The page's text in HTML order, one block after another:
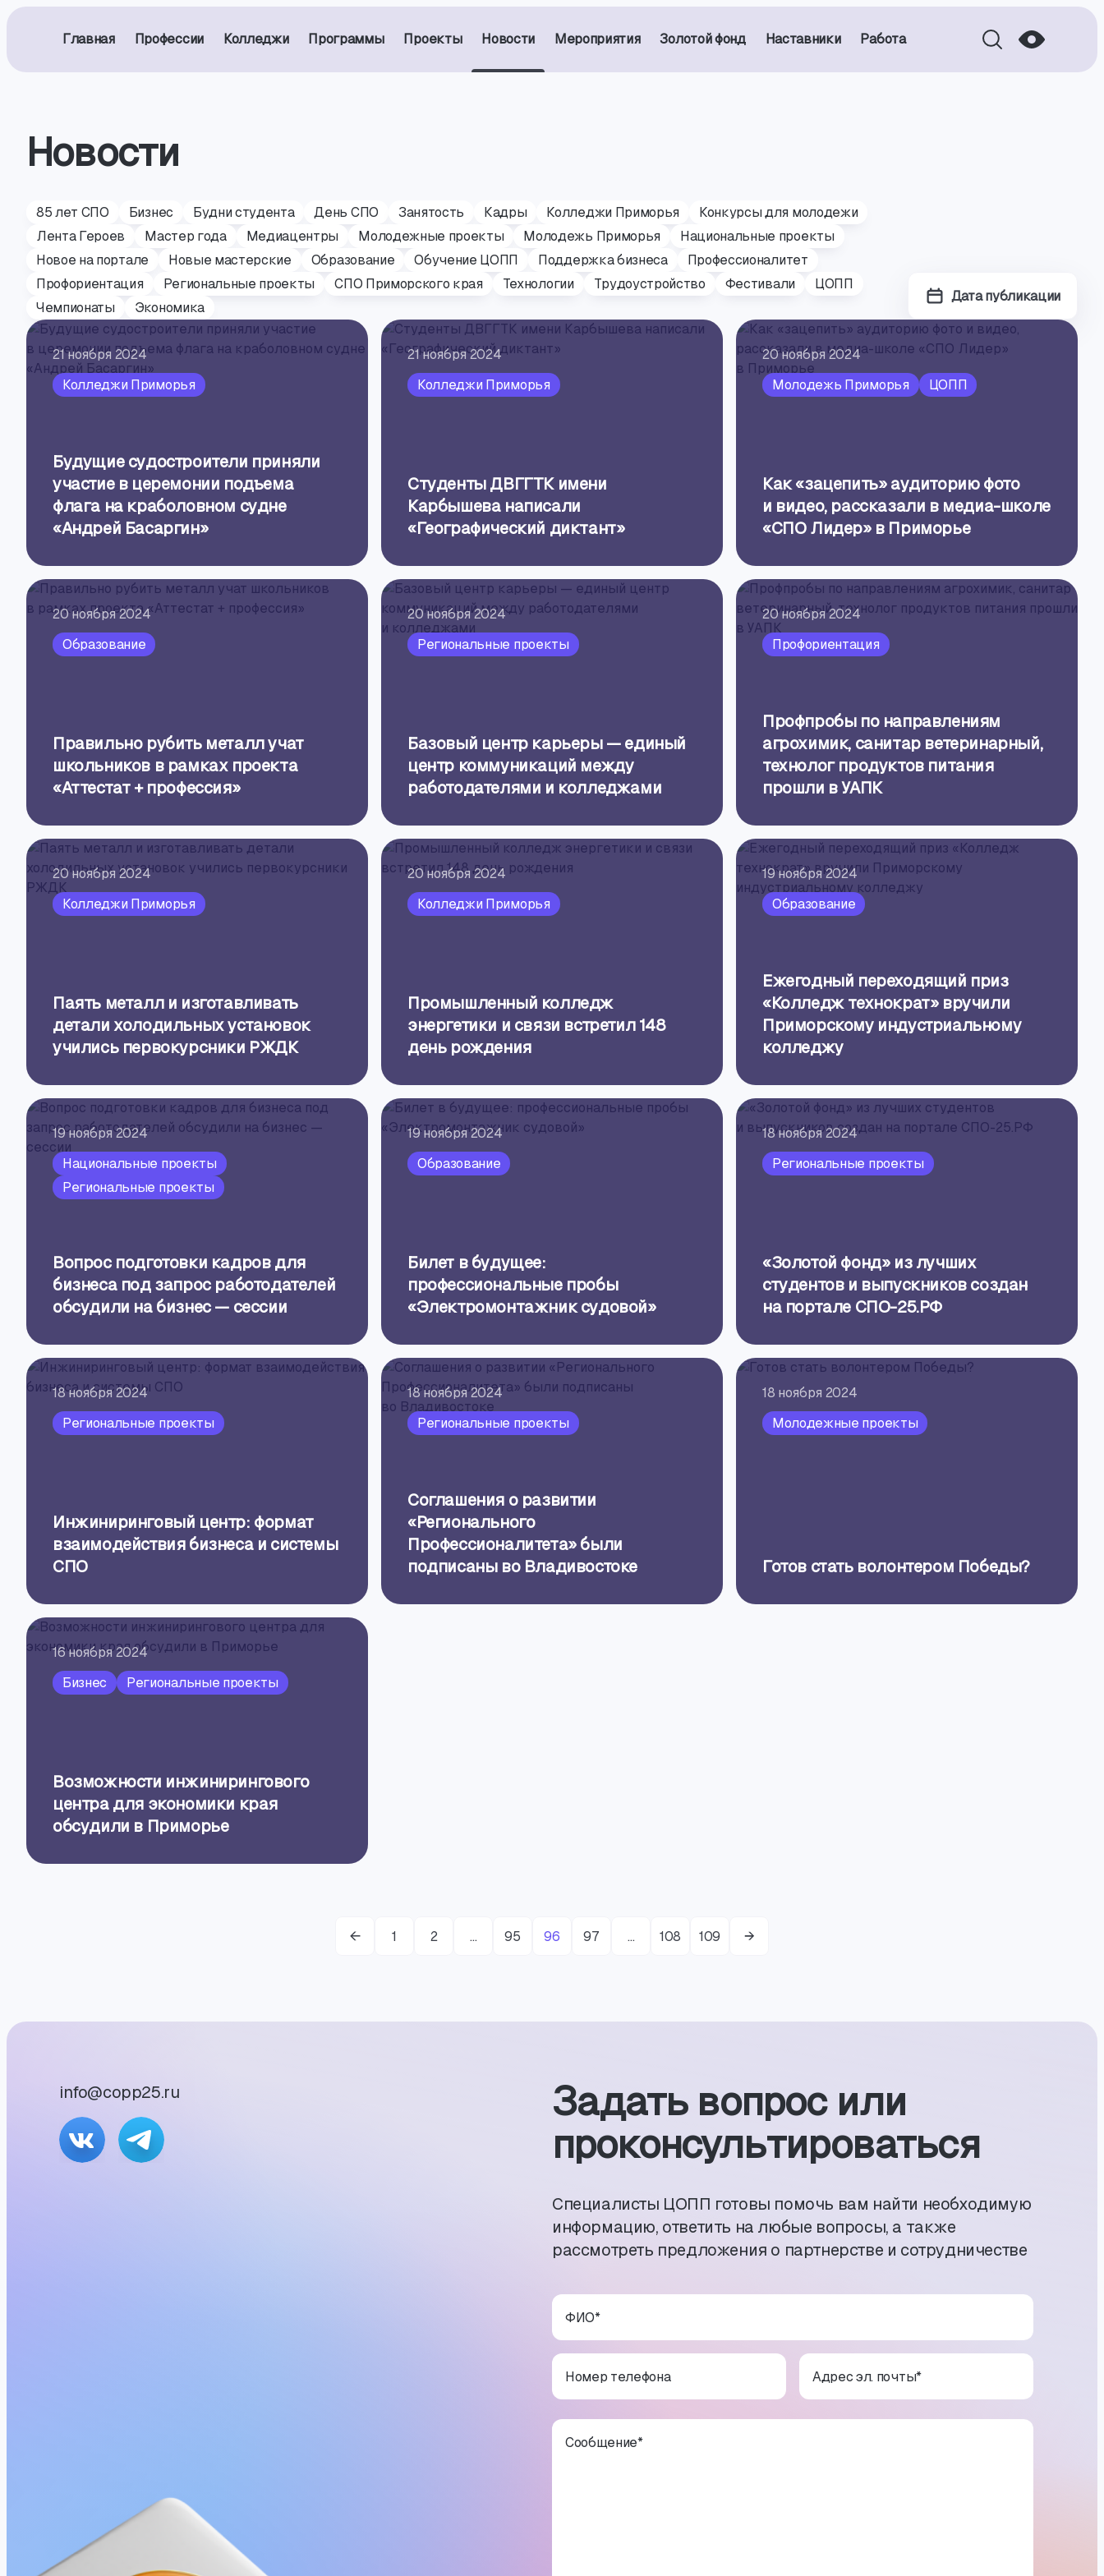
Главная Профессии Колледжи Программы Проекты Новости Мероприятия Золотой фонд Наставники Работа
Новости
85 лет СПО Бизнес Будни студента День СПО Занятость Кадры Колледжи Приморья
Конкурсы для молодежи
Лента Героев
Мастер года Медиацентры Молодежные проекты Молодежь Приморья
Национальные проекты
Новое на портале
Новые мастерские Образование Обучение ЦОПП Поддержка бизнеса
Профессионалитет
Профориентация
Региональные проекты СПО Приморского края Технологии Трудоустройство Фестивали
ЦОПП
Чемпионаты
Экономика
Дата публикации
21 ноября 2024
Колледжи Приморья
Будущие судостроители приняли
участие в церемонии подъема
флага на краболовном судне
«Андрей Басаргин»
21 ноября 2024
Колледжи Приморья
Студенты ДВГГТК имени
Карбышева написали
«Географический диктант»
20 ноября 2024
Молодежь Приморья
ЦОПП
Как «зацепить» аудиторию фото
и видео, рассказали в медиа-школе
«СПО Лидер» в Приморье
20 ноября 2024
Образование
Правильно рубить металл учат
школьников в рамках проекта
«Аттестат + профессия»
20 ноября 2024
Региональные проекты
Базовый центр карьеры — единый
центр коммуникаций между
работодателями и колледжами
20 ноября 2024
Профориентация
Профпробы по направлениям
агрохимик, санитар ветеринарный,
технолог продуктов питания
прошли в УАПК
20 ноября 2024
Колледжи Приморья
Паять металл и изготавливать
детали холодильных установок
учились первокурсники РЖДК
20 ноября 2024
Колледжи Приморья
Промышленный колледж
энергетики и связи встретил 148
день рождения
19 ноября 2024
Образование
Ежегодный переходящий приз
«Колледж технократ» вручили
Приморскому индустриальному
колледжу
19 ноября 2024
Национальные проекты
Региональные проекты
Вопрос подготовки кадров для
бизнеса под запрос работодателей
обсудили на бизнес — сессии
19 ноября 2024
Образование
Билет в будущее:
профессиональные пробы
«Электромонтажник судовой»
18 ноября 2024
Региональные проекты
«Золотой фонд» из лучших
студентов и выпускников создан
на портале СПО-25.РФ
18 ноября 2024
Региональные проекты
Инжиниринговый центр: формат
взаимодействия бизнеса и системы
СПО
18 ноября 2024
Региональные проекты
Соглашения о развитии
«Регионального
Профессионалитета» были
подписаны во Владивостоке
18 ноября 2024
Молодежные проекты
Готов стать волонтером Победы?
16 ноября 2024
Бизнес
Региональные проекты
Возможности инжинирингового
центра для экономики края
обсудили в Приморье
1 2 … 95 96 97 … 108 109
info@copp25.ru
Задать вопрос или
проконсуль­тиро­ваться
Специалисты ЦОПП готовы помочь вам найти необходимую
информацию, ответить на любые вопросы, а также
рассмотреть предложения о партнерстве и сотрудничестве
ФИО*
Номер телефона Адрес эл. почты*
Сообщение*